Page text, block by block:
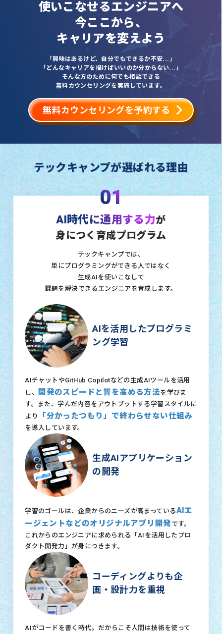
使いこなせるエンジニアへ
今ここから、
キャリアを変えよう
「興味はあるけど、自分でもできるか不安...」
「どんなキャリアを描けばいいのか分からない...」
そんな方のために何でも相談できる
無料カウンセリングを実施しています。
無料カウンセリングを予約する
テックキャンプが選ばれる理由
01
AI時代に通用する力が
身につく育成プログラム
テックキャンプでは、
単にプログラミングができる人ではなく
生成AIを使いこなして
課題を解決できるエンジニアを育成します。
AIを活用したプログラミ
ング学習
AIチャットやGitHub Copilotなどの生成AIツールを活用
し、
開発のスピードと質を高める方法を学びま
す。また、学んだ内容をアウトプットする学習スタイルに
より
「分かったつもり」で終わらせない仕組み
を導入しています。
生成AIアプリケーション
の開発
学習のゴールは、企業からのニーズが高まっているAIエ
ージェントなどのオリジナルアプリ開発です。
これからのエンジニアに求められる「AIを活用したプロ
ダクト開発力」が身につきます。
コーディングよりも企
画・設計力を重視
AIがコードを書く時代。だからこそ人間は技術を使って